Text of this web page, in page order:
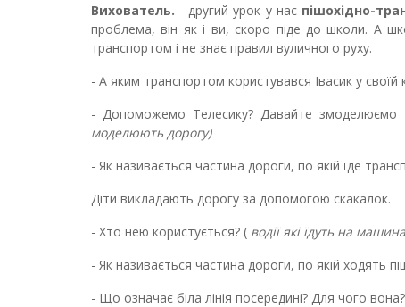
Вихователь. - другий урок у нас пішохідно-
проблема, він як і ви, скоро піде до школи. А
транспортом і не знає правил вуличного руху.
- А яким транспортом користувався Івасик у своїй
- Допоможемо Телесику? Давайте змоделюємо
моделюють дорогу)
- Як називається частина дороги, по якій їде
Діти викладають дорогу за допомогою скакалок.
- Хто нею користується? ( водії які їдуть на
- Як називається частина дороги, по якій ходять
- Що означає біла лінія посередині? Для чого